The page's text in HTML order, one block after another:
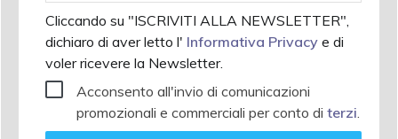
Cliccando su "ISCRIVITI ALLA NEWSLETTER",
dichiaro di aver letto l' Informativa Privacy e di
voler ricevere la Newsletter.
Acconsento all'invio di comunicazioni
promozionali e commerciali per conto di terzi.